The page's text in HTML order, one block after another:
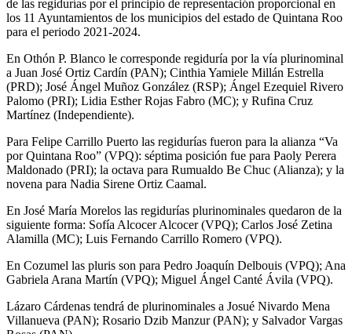
de las regidurías por el principio de representación proporcional en
los 11 Ayuntamientos de los municipios del estado de Quintana Roo
para el periodo 2021-2024.
En Othón P. Blanco le corresponde regiduría por la vía plurinominal
a Juan José Ortiz Cardín (PAN); Cinthia Yamiele Millán Estrella
(PRD); José Ángel Muñoz González (RSP); Ángel Ezequiel Rivero
Palomo (PRI); Lidia Esther Rojas Fabro (MC); y Rufina Cruz
Martínez (Independiente).
Para Felipe Carrillo Puerto las regidurías fueron para la alianza “Va
por Quintana Roo” (VPQ): séptima posición fue para Paoly Perera
Maldonado (PRI); la octava para Rumualdo Be Chuc (Alianza); y la
novena para Nadia Sirene Ortiz Caamal.
En José María Morelos las regidurías plurinominales quedaron de la
siguiente forma: Sofía Alcocer Alcocer (VPQ); Carlos José Zetina
Alamilla (MC); Luis Fernando Carrillo Romero (VPQ).
En Cozumel las pluris son para Pedro Joaquín Delbouis (VPQ); Ana
Gabriela Arana Martín (VPQ); Miguel Ángel Canté Ávila (VPQ).
Lázaro Cárdenas tendrá de plurinominales a Josué Nivardo Mena
Villanueva (PAN); Rosario Dzib Manzur (PAN); y Salvador Vargas